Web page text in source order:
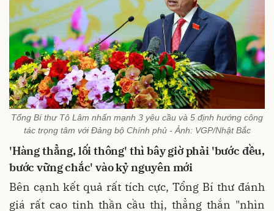
Tổng Bí thư Tô Lâm nhấn mạnh 3 yêu cầu và 5 định hướng công
tác trọng tâm với Đảng bộ Chính phủ - Ảnh: VGP/Nhật Bắc
'Hàng thẳng, lối thông' thì bây giờ phải 'bước đều,
bước vững chắc' vào kỷ nguyên mới
Bên cạnh kết quả rất tích cực, Tổng Bí thư đánh
giá rất cao tinh thần cầu thị, thẳng thắn "nhìn